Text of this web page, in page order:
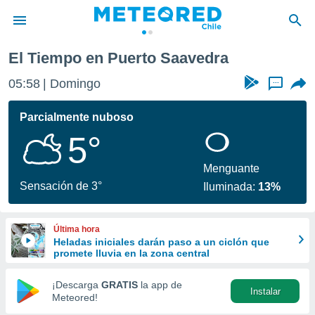
de
por
se
calidad.
a este
las
y
forma
digital
basada
El Tiempo en Puerto Saavedra
05:58 Domingo ...
Parcialmente nuboso
5°
Sensación de 3°
Menguante
Iluminada: 13%
Última hora
Heladas iniciales darán paso a un ciclón que
promete lluvia en la zona central
¡Descarga GRATIS la app de
Meteored!
Instalar